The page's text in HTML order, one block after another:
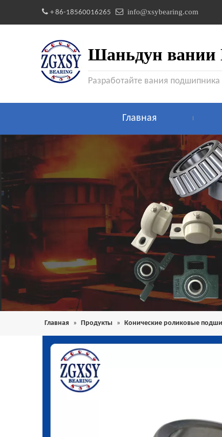
 + 86-18560016265  info@xsybearing.com
Шаньдун вании
Разработайте вания
Главная
Главная » Продукты » Конические роликовые